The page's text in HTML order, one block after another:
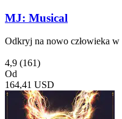
MJ: Musical
Odkryj na nowo człowieka
4,9 (161)
Od
164,41 USD